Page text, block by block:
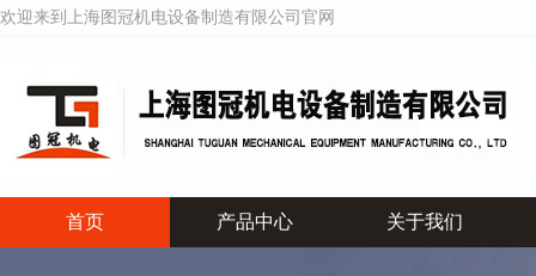
欢迎来到上海图冠机电设备制造有限公司官网
首页 产品中心 关于我们